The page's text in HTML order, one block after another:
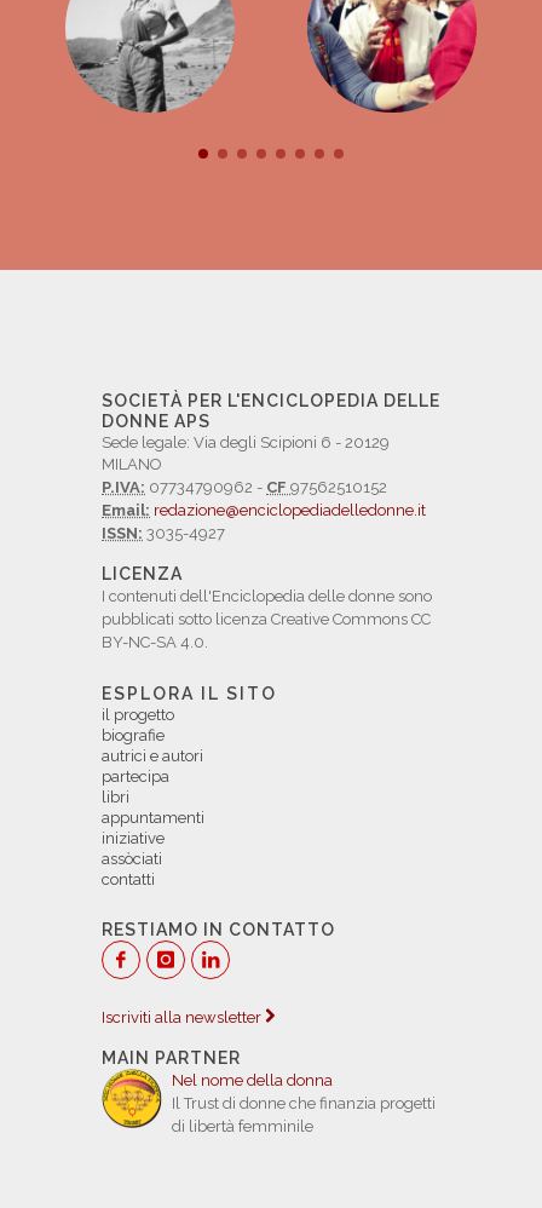
SOCIETÀ PER L'ENCICLOPEDIA DELLE
DONNE APS
Sede legale: Via degli Scipioni 6 - 20129
MILANO
P.IVA: 07734790962 - CF 97562510152
Email: redazione@enciclopediadelledonne.it
ISSN: 3035-4927
LICENZA
I contenuti dell'Enciclopedia delle donne sono
pubblicati sotto licenza Creative Commons CC
BY-NC-SA 4.0.
ESPLORA IL SITO
il progetto
biografie
autrici e autori
partecipa
libri
appuntamenti
iniziative
assòciati
contatti
RESTIAMO IN CONTATTO
Iscriviti alla newsletter
MAIN PARTNER
Nel nome della donna
Il Trust di donne che finanzia progetti
di libertà femminile